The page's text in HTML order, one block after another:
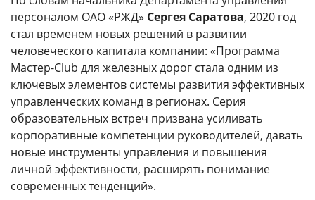
персоналом ОАО «РЖД» Сергея Саратова, 2020 год
стал временем новых решений в развитии
человеческого капитала компании: «Программа
Мастер-Club для железных дорог стала одним из
ключевых элементов системы развития эффективных
управленческих команд в регионах. Серия
образовательных встреч призвана усиливать
корпоративные компетенции руководителей, давать
новые инструменты управления и повышения
личной эффективности, расширять понимание
современных тенденций».